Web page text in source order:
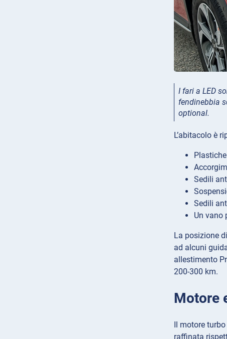
I fari a LED
fendinebbia
optional.
L’abitacolo è
Sedili
Sedili
Un vano
La posizione
ad alcuni
allestimento
200-300 km.
Motore
Il motore
raffinata